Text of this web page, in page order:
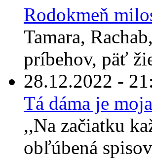
Rodokmeň
Tamara,
príbehov, päť
28.12.2022 -
Tá dáma je moja
,,Na začiatku
obľúbená